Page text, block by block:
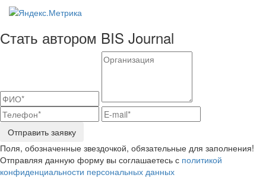
Стать автором BIS Journal
Отправить заявку
Поля, обозначенные звездочкой, обязательные для заполнения!
Отправляя данную форму вы соглашаетесь с политикой
конфиденциальности персональных данных